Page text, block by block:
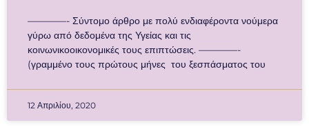
————- Σύντομο άρθρο με πολύ ενδιαφέροντα νούμερα
γύρω από δεδομένα της Υγείας και τις
κοινωνικοοικονομικές τους επιπτώσεις. ————-
(γραμμένο τους πρώτους μήνες του ξεσπάσματος του
12 Απριλίου, 2020